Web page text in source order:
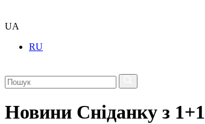
UA
RU
Новини Сніданку з 1+1